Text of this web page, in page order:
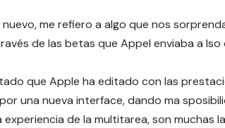
nuevo, me refiero a algo que nos
de las betas que Appel enviaba a lso
que Apple ha editado con las
una nueva interface, dando ma
experiencia de la multitarea, son muchas